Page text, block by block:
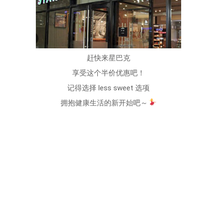
赶快来星巴克
享受这个半价优惠吧！
记得选择 less sweet 选项
拥抱健康生活的新开始吧～